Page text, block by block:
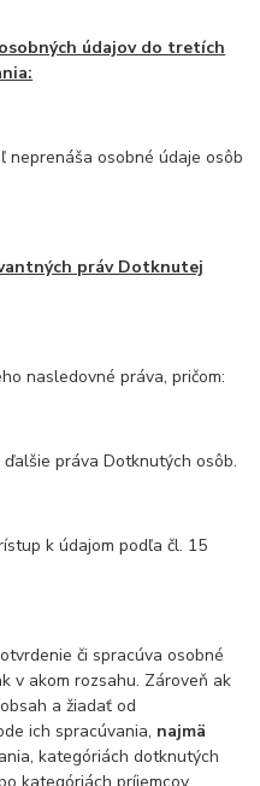
údajov do tretích
neprenáša osobné údaje osôb
práv Dotknutej
nasledovné práva, pričom:
práva Dotknutých osôb.
k údajom podľa čl. 15
či spracúva osobné
v akom rozsahu. Zároveň ak
a žiadať od
ich spracúvania, najmä
kategóriách dotknutých